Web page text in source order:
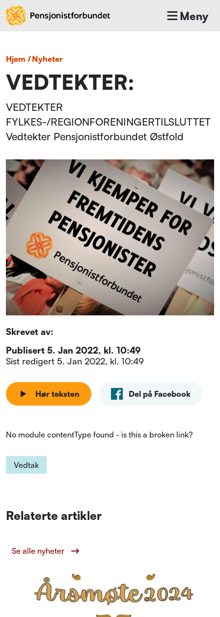
Meny
Hjem / nyheter
VEDTEKTER:
VEDTEKTER
FYLKES-/REGIONFORENINGERTILSLUTTET
Vedtekter Pensjonistforbundet Østfold
Skrevet av:
Publisert 5. Jan 2022, kl. 10:49
Sist redigert 5. Jan 2022, kl. 10:49
Hør teksten Del på Facebook
No module contentType found - is this a broken link?
Vedtak
Relaterte artikler
Se alle nyheter